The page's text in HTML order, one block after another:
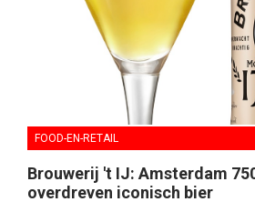
FOOD-EN-RETAIL
Brouwerij 't IJ: Amsterdam
overdreven iconisch bier